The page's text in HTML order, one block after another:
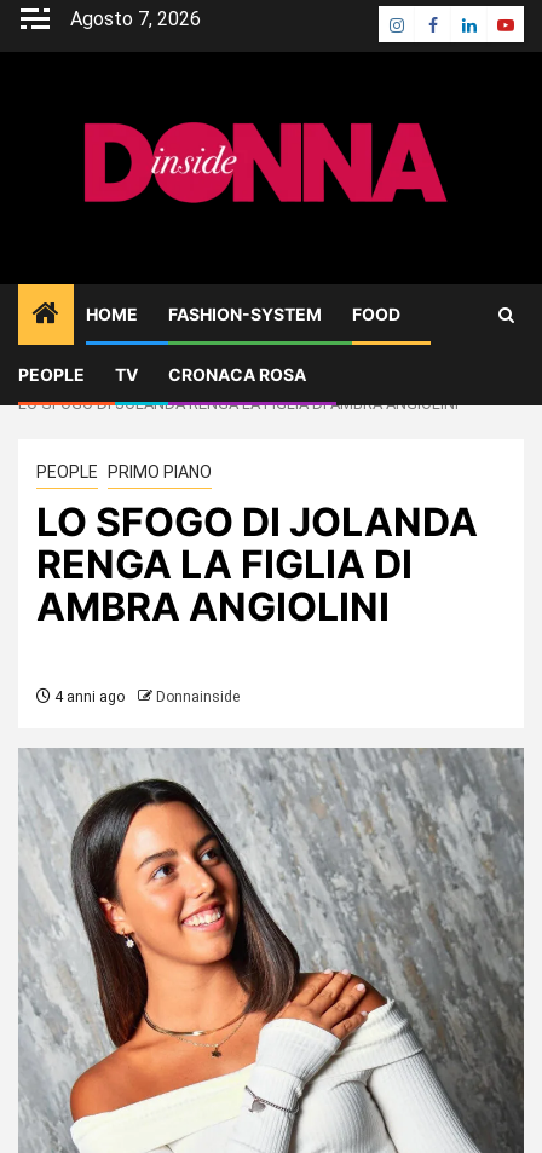
Skip
Agosto 7, 2026 Instagram
Facebook
Linkedin
HOME FASHION-SYSTEM FOOD
PEOPLE TV CRONACA ROSA
Home
PEOPLE
LO SFOGO DI JOLANDA RENGA LA FIGLIA DI AMBRA ANGIOLINI
PEOPLE PRIMO PIANO
LO SFOGO DI JOLANDA
RENGA LA FIGLIA DI
AMBRA ANGIOLINI
4 anni ago Donnainside